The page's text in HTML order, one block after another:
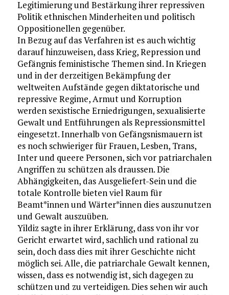
Legitimierung und Bestärkung ihrer repressiven
Politik ethnischen Minderheiten und politisch
Oppositionellen gegenüber.
In Bezug auf das Verfahren ist es auch wichtig
darauf hinzuweisen, dass Krieg, Repression und
Gefängnis feministische Themen sind. In Kriegen
und in der derzeitigen Bekämpfung der
weltweiten Aufstände gegen diktatorische und
repressive Regime, Armut und Korruption
werden sexistische Erniedrigungen, sexualisierte
Gewalt und Entführungen als Repressionsmittel
eingesetzt. Innerhalb von Gefängsnismauern ist
es noch schwieriger für Frauen, Lesben, Trans,
Inter und queere Personen, sich vor patriarchalen
Angriffen zu schützen als draussen. Die
Abhängigkeiten, das Ausgeliefert-Sein und die
totale Kontrolle bieten viel Raum für
Beamt*innen und Wärter*innen dies auszunutzen
und Gewalt auszuüben.
Yildiz sagte in ihrer Erklärung, dass von ihr vor
Gericht erwartet wird, sachlich und rational zu
sein, doch dass dies mit ihrer Geschichte nicht
möglich sei. Alle, die patriarchale Gewalt kennen,
wissen, dass es notwendig ist, sich dagegen zu
schützen und zu verteidigen. Dies sehen wir auch